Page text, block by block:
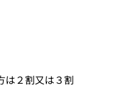
は２割又は３割